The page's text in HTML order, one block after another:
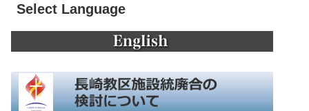
Select Language